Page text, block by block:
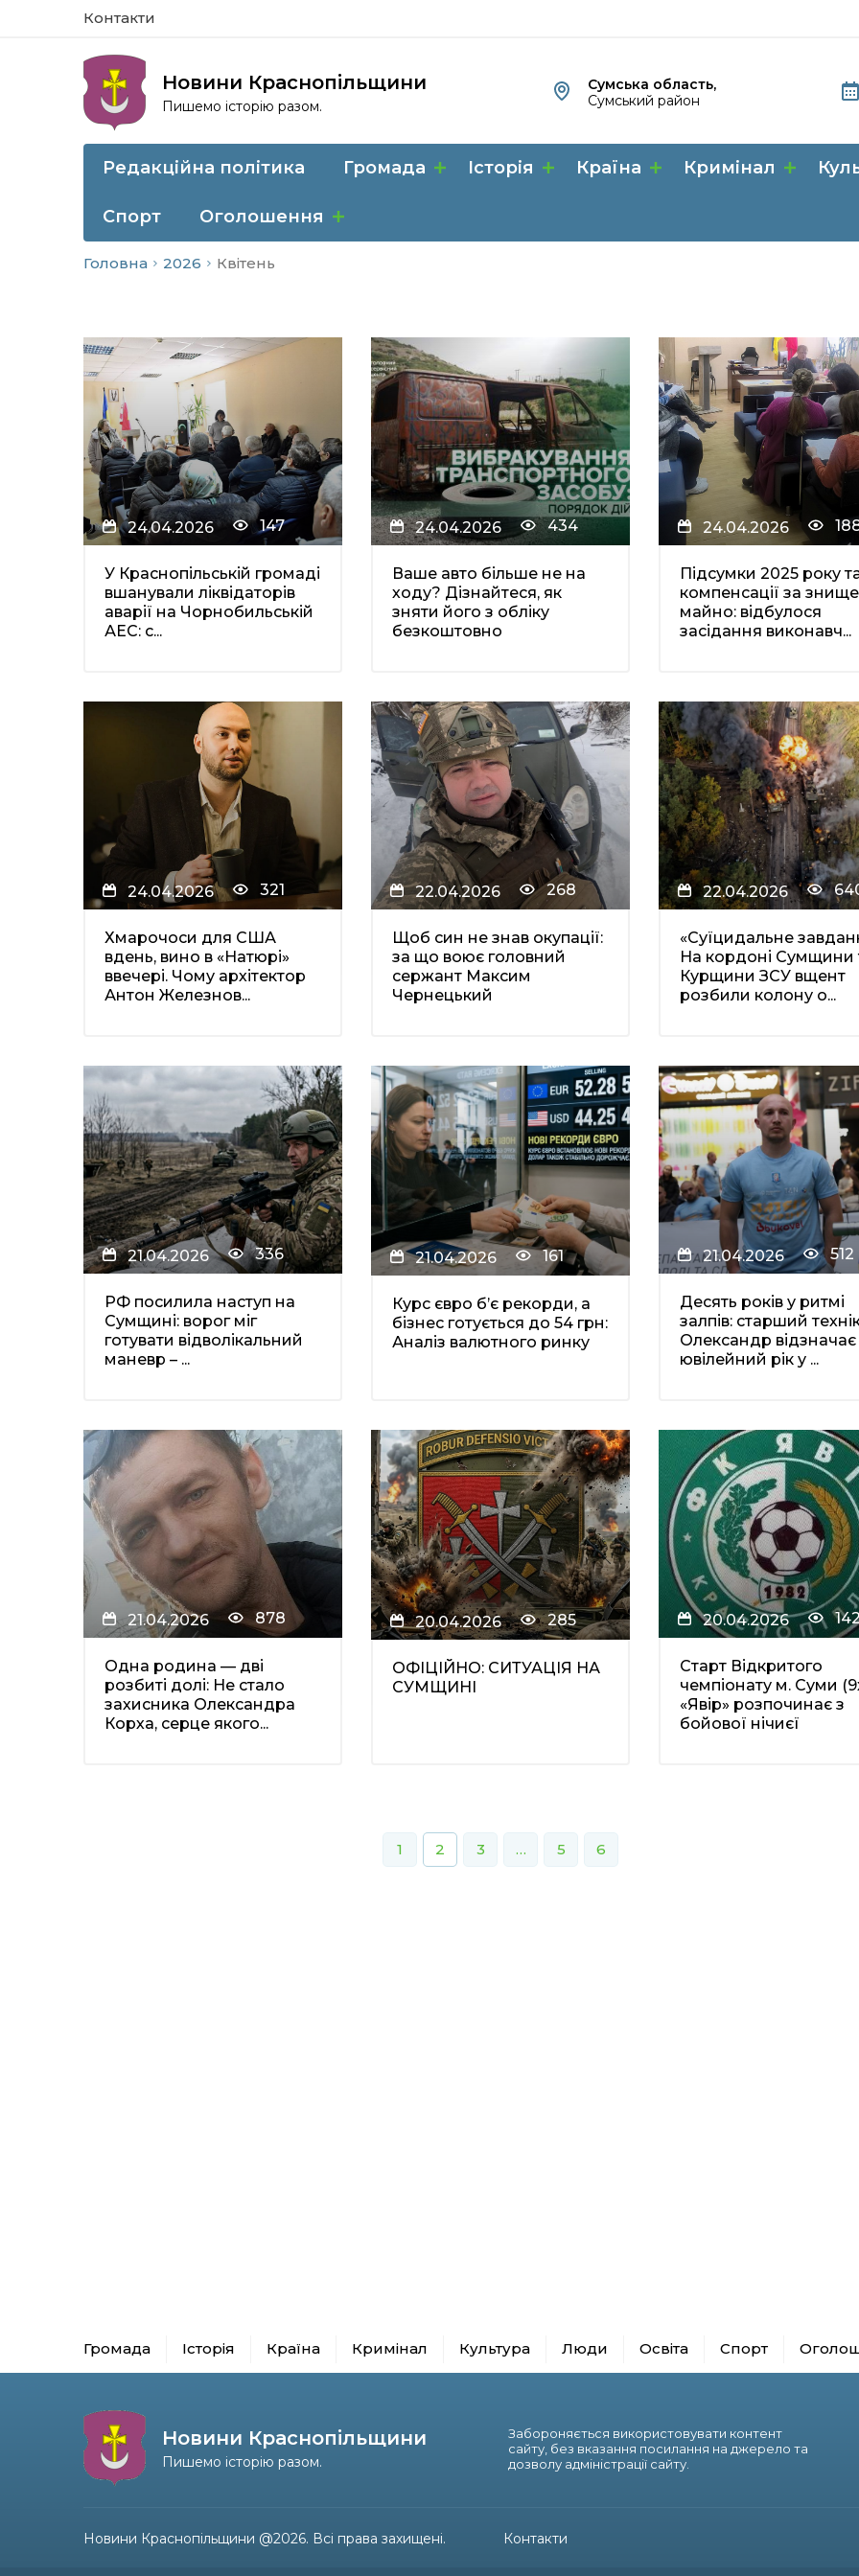
Контакти
Новини Краснопільщини
Пишемо історію разом.
Сумська область,
Сумський район
Редакційна політика Громада Історія Країна Кримінал
Спорт Оголошення
Головна 2026 Квітень
24.04.2026 147
У Краснопільській громаді
вшанували ліквідаторів
аварії на Чорнобильській
АЕС: с...
24.04.2026 434
Ваше авто більше не на
ходу? Дізнайтеся, як
зняти його з обліку
безкоштовно
24.04.2026
Підсумки 2025 року
компенсації за
майно: відбулося
засідання виконавч...
24.04.2026 321
Хмарочоси для США
вдень, вино в «Натюрі»
ввечері. Чому архітектор
Антон Железнов...
22.04.2026 268
Щоб син не знав окупації:
за що воює головний
сержант Максим
Чернецький
22.04.2026
«Суїцидальне
На кордоні Сумщини
Курщини ЗСУ вщент
розбили колону о...
21.04.2026 336
РФ посилила наступ на
Сумщині: ворог міг
готувати відволікальний
маневр – ...
21.04.2026 161
Курс євро б’є рекорди, а
бізнес готується до 54 грн:
Аналіз валютного ринку
21.04.2026 512
Десять років у ритмі
залпів: старший
Олександр відзначає
ювілейний рік у ...
21.04.2026 878
Одна родина — дві
розбиті долі: Не стало
захисника Олександра
Корха, серце якого...
20.04.2026 285
ОФІЦІЙНО: СИТУАЦІЯ НА
СУМЩИНІ
20.04.2026
Старт Відкритого
чемпіонату м. Суми
«Явір» розпочинає з
бойової нічиєї
1 2 3 … 5 6
Громада Історія Країна Кримінал Культура Люди Освіта Спорт
Новини Краснопільщини
Пишемо історію разом.
Забороняється використовувати контент
сайту, без вказання посилання на джерело та
дозволу адміністрації сайту.
Новини Краснопільщини @2026. Всі права захищені. Контакти